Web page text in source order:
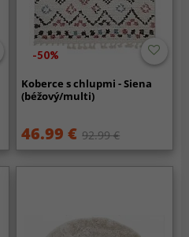
-50%
Koberce s chlupmi - Siena
(béžový/multi)
46.99 € 92.99 €